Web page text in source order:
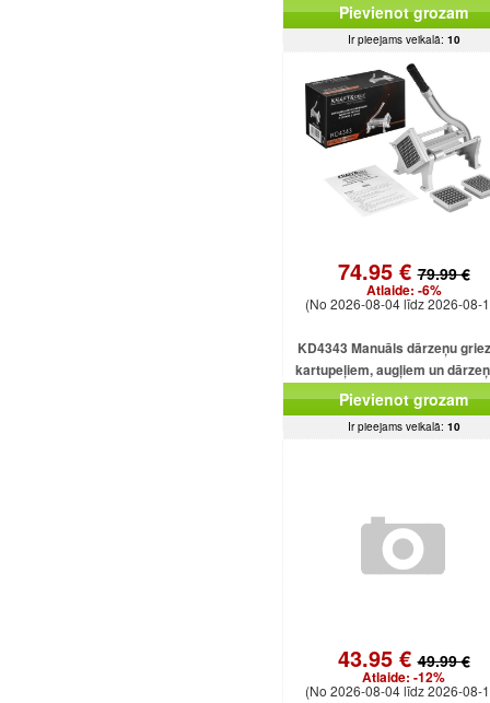
Pievienot grozam
Ir pieejams veikalā: 10
74.95 €79.99 €
Atlaide: -6%
(No 2026-08-04 līdz 2026-08-
KD4343 Manuāls dārzeņu
kartupeļiem, augļiem un
Pievienot grozam
Ir pieejams veikalā: 10
43.95 €49.99 €
Atlaide: -12%
(No 2026-08-04 līdz 2026-08-